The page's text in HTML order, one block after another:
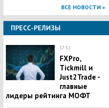
ВСЕ НОВОСТИ »
ПРЕСС-РЕЛИЗЫ
17:51
FXPro,
Tickmill и
Just2Trade -
главные
лидеры рейтинга МОФТ